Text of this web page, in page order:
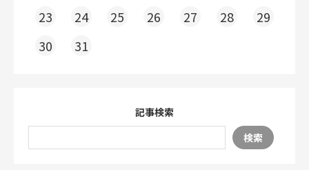
23
24 25 26 27 28
29
30
31
記事検索
検索